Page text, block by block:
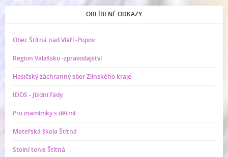
OBLÍBENÉ ODKAZY
Obec Štítná nad Vláří -Popov
Region Valašsko -zpravodajství
Hasičský záchranný sbor Zlínského kraje
IDOS - Jízdní řády
Pro mamimky s dětmi
Mateřská škola Štítná
Stolní tenis Štítná